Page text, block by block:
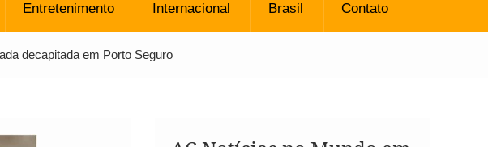
Entretenimento Internacional Brasil Contato
decapitada em Porto Seguro